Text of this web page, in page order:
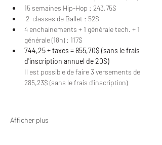
15 semaines Hip-Hop : 243,75$
2  classes de Ballet : 52$
4 enchainements + 1 générale tech. + 1
générale (18h) : 117$
744,25 + taxes = 855,70$ (sans le frais
d'inscription annuel de 20$)
Il est possible de faire 3 versements de
285,23$ (sans le frais d'inscription)
Afficher plus